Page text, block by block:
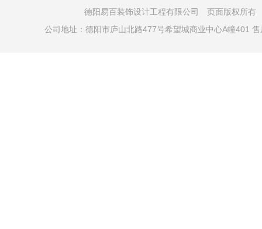
德阳易百装饰设计工程有限公司 页面版权所
公司地址：德阳市庐山北路477号希望城商业中心A幢401